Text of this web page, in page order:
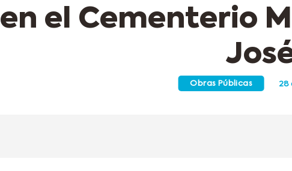
en el Cementerio
Obras Públicas 28